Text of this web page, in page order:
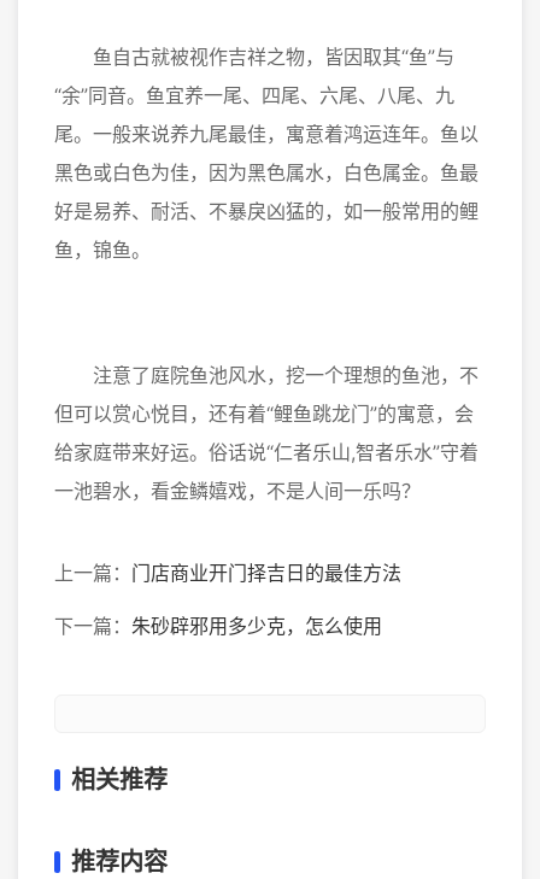
鱼自古就被视作吉祥之物，皆因取其“鱼”与
“余”同音。鱼宜养一尾、四尾、六尾、八尾、九
尾。一般来说养九尾最佳，寓意着鸿运连年。鱼以
黑色或白色为佳，因为黑色属水，白色属金。鱼最
好是易养、耐活、不暴戾凶猛的，如一般常用的鲤
鱼，锦鱼。
注意了庭院鱼池风水，挖一个理想的鱼池，不
但可以赏心悦目，还有着“鲤鱼跳龙门”的寓意，会
给家庭带来好运。俗话说“仁者乐山,智者乐水”守着
一池碧水，看金鳞嬉戏，不是人间一乐吗？
上一篇： 门店商业开门择吉日的最佳方法
下一篇： 朱砂辟邪用多少克，怎么使用
相关推荐
推荐内容